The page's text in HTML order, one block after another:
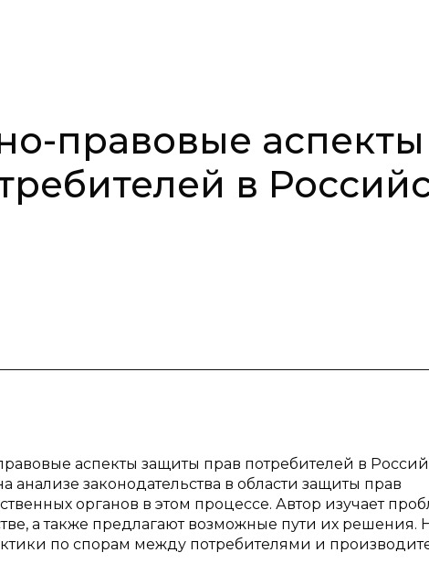
правовые аспекты
в
аспекты защиты прав потребителей в
законодательства в области защиты прав
органов в этом процессе. Автор изучает
а также предлагают возможные пути их решения.
по спорам между потребителями и